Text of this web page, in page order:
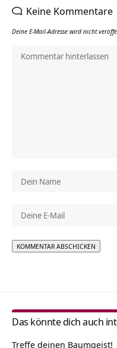
Keine Kommentare
Deine E-Mail-Adresse wird nicht
Das könnte dich auch
Treffe deinen Baumgeist!